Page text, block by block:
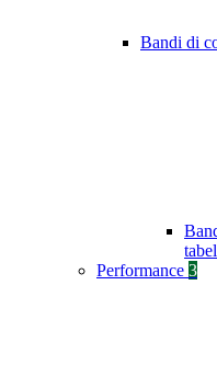
Bandi di
Performance 3